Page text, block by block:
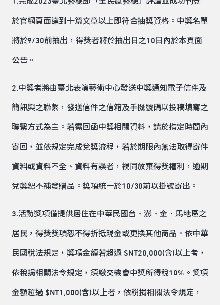
1.完成2023臺北藝穗節「全民瘋藝穗」評論並成功刊登
於官網頁面達到十篇文章以上即符合抽獎資格。中獎名單
將於9/30前抽出，得獎者將於抽出日之10日內於本頁面
公告。
2.中獎者將由臺北表演藝術中心發送中獎通知電子信件及
簡訊與之聯繫，發送信件之信箱及手機號碼以投稿填寫之
聯繫方式為主。若需回函中獎相關資料，請於指定時間內
寄回，並依規定完成兌獎流程，若於期限內無法取得寄件
資料或資料不全、資料有誤者，視同放棄得獎權利，逾期
兌獎恕不補發贈品。獎項統一於10/30前以掛號寄出。
3.活動獎項僅提供居住在中華民國台、澎、金、馬地區之
居民，得獎獎項恕不得折抵現金或更換其他商品。依中華
民國稅法規定，獎項金額若超過 $NT20,000(含)以上者，
依稅捐相關法令規定，須繳交機會中獎所得稅10%。獎項
金額超過 $NT1,000(含)以上者，依稅捐相關法令規定，